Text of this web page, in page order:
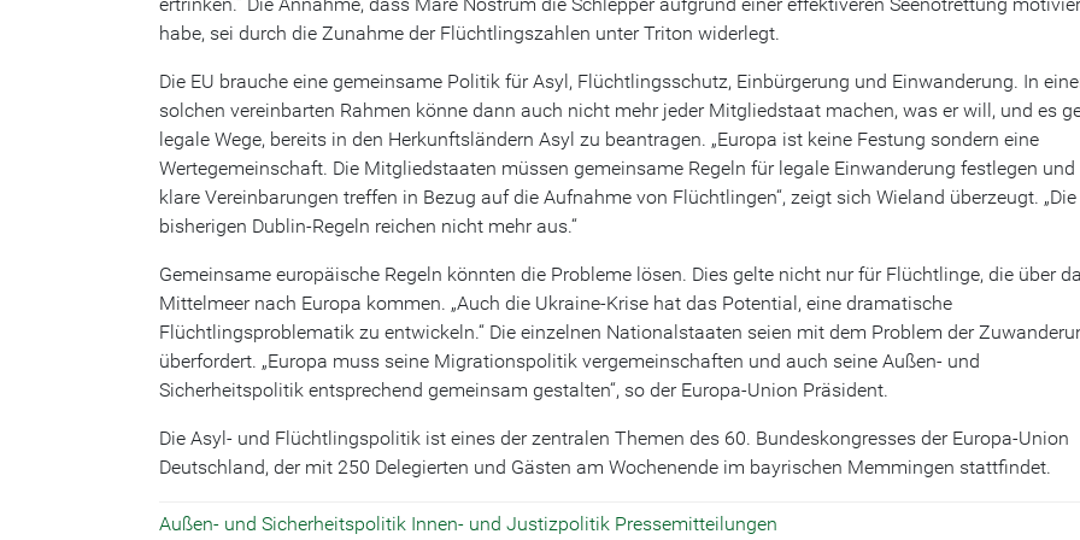
habe, sei durch die Zunahme der Flüchtlingszahlen unter Triton widerlegt.
Die EU brauche eine gemeinsame Politik für Asyl, Flüchtlingsschutz, Einbürgerung und Einwanderung. In
solchen vereinbarten Rahmen könne dann auch nicht mehr jeder Mitgliedstaat machen, was er will, und es
legale Wege, bereits in den Herkunftsländern Asyl zu beantragen. „Europa ist keine Festung sondern eine
Wertegemeinschaft. Die Mitgliedstaaten müssen gemeinsame Regeln für legale Einwanderung festlegen und
klare Vereinbarungen treffen in Bezug auf die Aufnahme von Flüchtlingen“, zeigt sich Wieland überzeugt. „Die
bisherigen Dublin-Regeln reichen nicht mehr aus.“
Gemeinsame europäische Regeln könnten die Probleme lösen. Dies gelte nicht nur für Flüchtlinge, die über
Mittelmeer nach Europa kommen. „Auch die Ukraine-Krise hat das Potential, eine dramatische
Flüchtlingsproblematik zu entwickeln.“ Die einzelnen Nationalstaaten seien mit dem Problem der
überfordert. „Europa muss seine Migrationspolitik vergemeinschaften und auch seine Außen- und
Sicherheitspolitik entsprechend gemeinsam gestalten“, so der Europa-Union Präsident.
Die Asyl- und Flüchtlingspolitik ist eines der zentralen Themen des 60. Bundeskongresses der Europa-Union
Deutschland, der mit 250 Delegierten und Gästen am Wochenende im bayrischen Memmingen stattfindet.
Außen- und Sicherheitspolitik Innen- und Justizpolitik Pressemitteilungen